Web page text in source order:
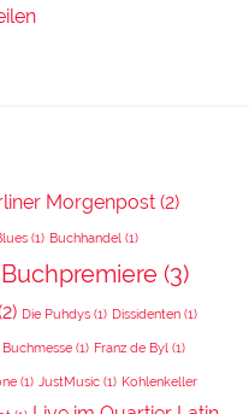
Morgenpost (2)
(1) Buchhandel (1)
Buchpremiere (3)
Die Puhdys (1) Dissidenten (1)
(1) Franz de Byl (1)
(1) JustMusic (1) Kohlenkeller